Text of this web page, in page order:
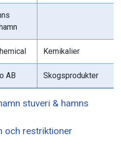
Kemikalier
AB Skogsprodukter
stuveri & hamns
och restriktioner